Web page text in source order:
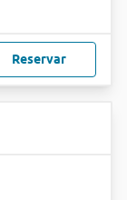
Reservar